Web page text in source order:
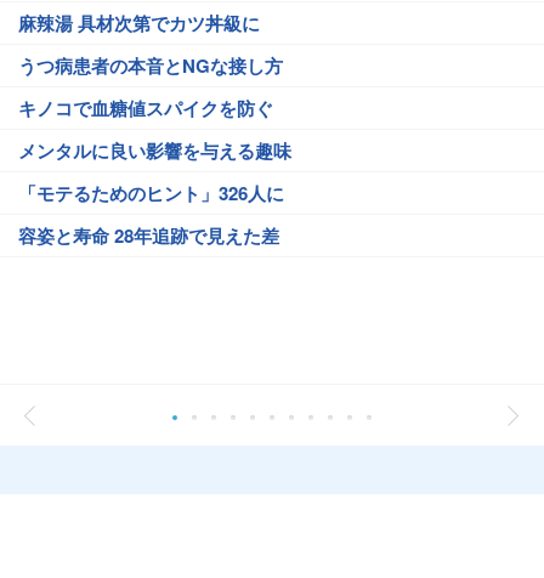
麻辣湯 具材次第でカツ丼級に
うつ病患者の本音とNGな接し方
キノコで血糖値スパイクを防ぐ
メンタルに良い影響を与える趣味
「モテるためのヒント」326人に
容姿と寿命 28年追跡で見えた差